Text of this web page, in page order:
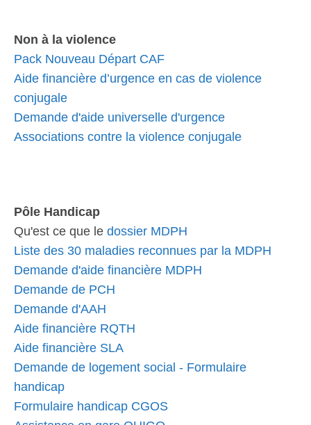
Non à la violence
Pack Nouveau Départ CAF
Aide financière d’urgence en cas de violence
conjugale
Demande d'aide universelle d'urgence
Associations contre la violence conjugale
Pôle Handicap
Qu'est ce que le dossier MDPH
Liste des 30 maladies reconnues par la MDPH
Demande d'aide financière MDPH
Demande de PCH
Demande d'AAH
Aide financière RQTH
Aide financière SLA
Demande de logement social - Formulaire
handicap
Formulaire handicap CGOS